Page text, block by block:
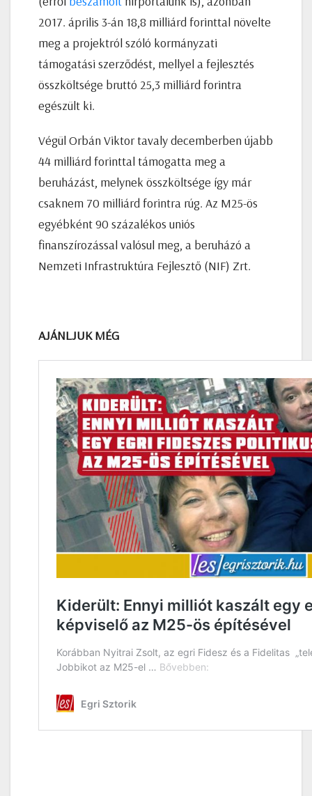
2017. április 3-án 18,8 milliárd forinttal növelte
meg a projektról szóló kormányzati
támogatási szerződést, mellyel a fejlesztés
összköltsége bruttó 25,3 milliárd forintra
egészült ki.
Végül Orbán Viktor tavaly decemberben újabb
44 milliárd forinttal támogatta meg a
beruházást, melynek összköltsége így már
csaknem 70 milliárd forintra rúg. Az M25-ös
egyébként 90 százalékos uniós
finanszírozással valósul meg, a beruházó a
Nemzeti Infrastruktúra Fejlesztő (NIF) Zrt.
AJÁNLJUK MÉG